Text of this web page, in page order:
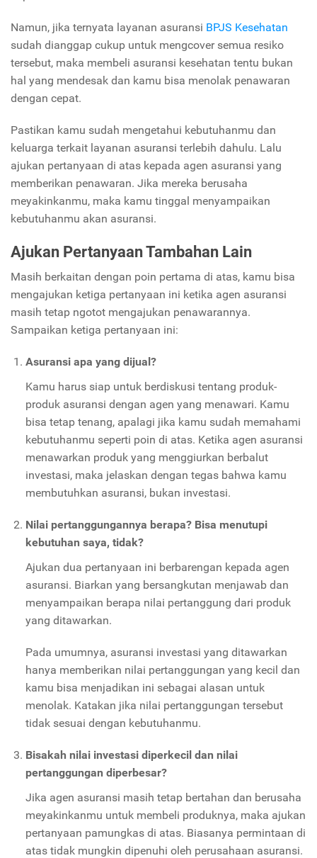
Namun, jika ternyata layanan asuransi BPJS Kesehatan
sudah dianggap cukup untuk mengcover semua resiko
tersebut, maka membeli asuransi kesehatan tentu bukan
hal yang mendesak dan kamu bisa menolak penawaran
dengan cepat.
Pastikan kamu sudah mengetahui kebutuhanmu dan
keluarga terkait layanan asuransi terlebih dahulu. Lalu
ajukan pertanyaan di atas kepada agen asuransi yang
memberikan penawaran. Jika mereka berusaha
meyakinkanmu, maka kamu tinggal menyampaikan
kebutuhanmu akan asuransi.
Ajukan Pertanyaan Tambahan Lain
Masih berkaitan dengan poin pertama di atas, kamu bisa
mengajukan ketiga pertanyaan ini ketika agen asuransi
masih tetap ngotot mengajukan penawarannya.
Sampaikan ketiga pertanyaan ini:
Asuransi apa yang dijual?
Kamu harus siap untuk berdiskusi tentang produk-
produk asuransi dengan agen yang menawari. Kamu
bisa tetap tenang, apalagi jika kamu sudah memahami
kebutuhanmu seperti poin di atas. Ketika agen asuransi
menawarkan produk yang menggiurkan berbalut
investasi, maka jelaskan dengan tegas bahwa kamu
membutuhkan asuransi, bukan investasi.
Nilai pertanggungannya berapa? Bisa menutupi
kebutuhan saya, tidak?
Ajukan dua pertanyaan ini berbarengan kepada agen
asuransi. Biarkan yang bersangkutan menjawab dan
menyampaikan berapa nilai pertanggung dari produk
yang ditawarkan.
Pada umumnya, asuransi investasi yang ditawarkan
hanya memberikan nilai pertanggungan yang kecil dan
kamu bisa menjadikan ini sebagai alasan untuk
menolak. Katakan jika nilai pertanggungan tersebut
tidak sesuai dengan kebutuhanmu.
Bisakah nilai investasi diperkecil dan nilai
pertanggungan diperbesar?
Jika agen asuransi masih tetap bertahan dan berusaha
meyakinkanmu untuk membeli produknya, maka ajukan
pertanyaan pamungkas di atas. Biasanya permintaan di
atas tidak mungkin dipenuhi oleh perusahaan asuransi.